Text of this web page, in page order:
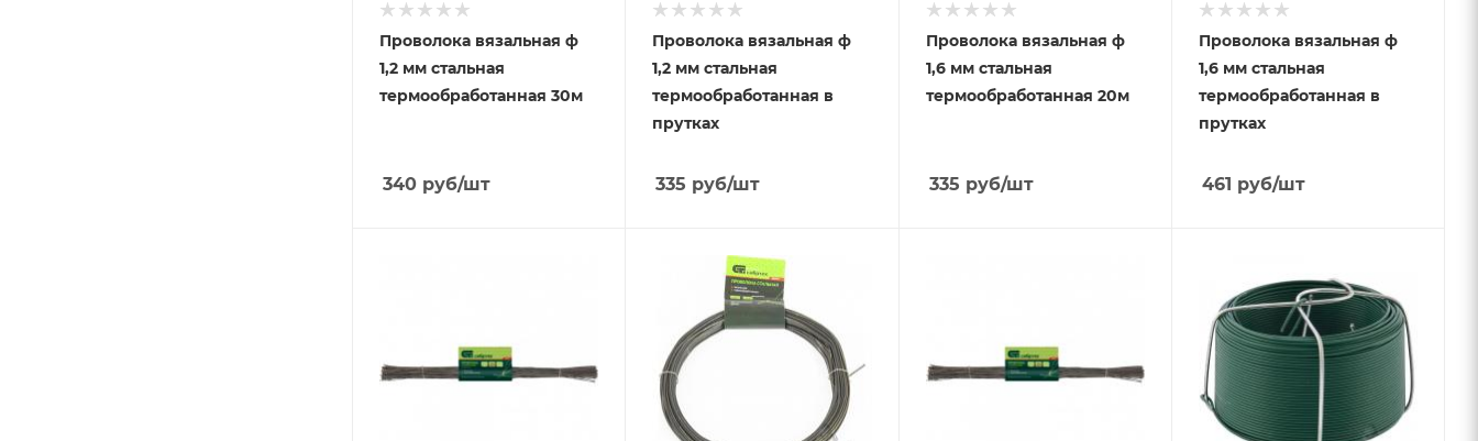
Проволока вязальная ф
1,2 мм стальная
термообработанная 30м
340 руб/шт
Проволока вязальная ф
1,2 мм стальная
термообработанная в
прутках
335 руб/шт
Проволока вязальная ф
1,6 мм стальная
термообработанная 20м
335 руб/шт
Проволока вязальная ф
1,6 мм стальная
термообработанная в
прутках
461 руб/шт